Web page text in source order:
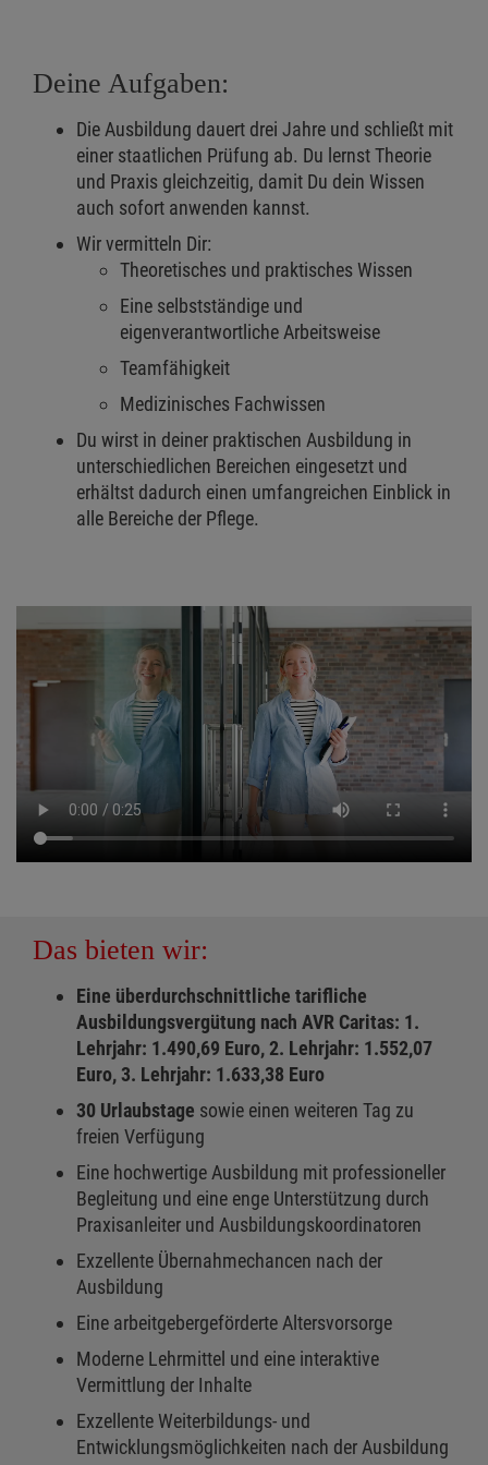
Deine Aufgaben:
Die Ausbildung dauert drei Jahre und schließt mit
einer staatlichen Prüfung ab. Du lernst Theorie
und Praxis gleichzeitig, damit Du dein Wissen
auch sofort anwenden kannst.
Wir vermitteln Dir:
Theoretisches und praktisches Wissen
Eine selbstständige und
eigenverantwortliche Arbeitsweise
Teamfähigkeit
Medizinisches Fachwissen
Du wirst in deiner praktischen Ausbildung in
unterschiedlichen Bereichen eingesetzt und
erhältst dadurch einen umfangreichen Einblick in
alle Bereiche der Pflege.
Das bieten wir:
Eine überdurchschnittliche tarifliche
Ausbildungsvergütung nach AVR Caritas: 1.
Lehrjahr: 1.490,69 Euro, 2. Lehrjahr: 1.552,07
Euro, 3. Lehrjahr: 1.633,38 Euro
30 Urlaubstage sowie einen weiteren Tag zu
freien Verfügung
Eine hochwertige Ausbildung mit professioneller
Begleitung und eine enge Unterstützung durch
Praxisanleiter und Ausbildungskoordinatoren
Exzellente Übernahmechancen nach der
Ausbildung
Eine arbeitgebergeförderte Altersvorsorge
Moderne Lehrmittel und eine interaktive
Vermittlung der Inhalte
Exzellente Weiterbildungs- und
Entwicklungsmöglichkeiten nach der Ausbildung